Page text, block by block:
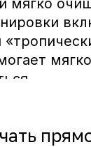
в